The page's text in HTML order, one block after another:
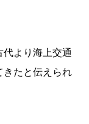
より海上交通
きたと伝えられ